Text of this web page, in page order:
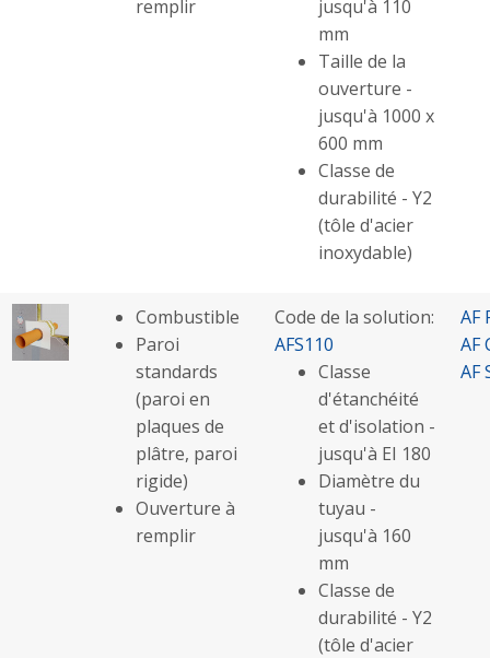
remplir
jusqu'à 110
mm
Taille de la
ouverture -
jusqu'à 1000 x
600 mm
Classe de
durabilité - Y2
(tôle d'acier
inoxydable)
Combustible
Paroi
standards
(paroi en
plaques de
plâtre, paroi
rigide)
Ouverture à
remplir
Code de la solution:
AFS110
Classe
d'étanchéité
et d'isolation -
jusqu'à EI 180
Diamètre du
tuyau -
jusqu'à 160
mm
Classe de
durabilité - Y2
(tôle d'acier
AF
AF
AF